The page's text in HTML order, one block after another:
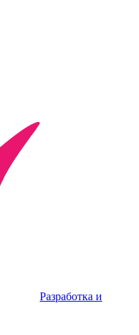
Разработка и